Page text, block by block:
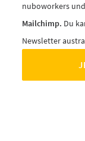
nuboworkers
Mailchimp. Du
Newsletter